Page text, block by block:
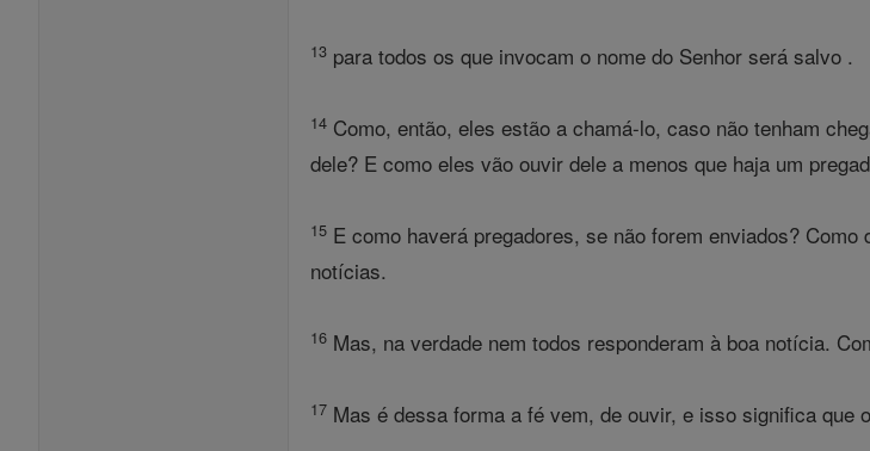
13 para todos os que invocam o nome do Senhor será salvo .
14 Como, então, eles estão a chamá-lo, caso não tenham
dele? E como eles vão ouvir dele a menos que haja um
15 E como haverá pregadores, se não forem enviados?
notícias.
16 Mas, na verdade nem todos responderam à boa notícia.
17 Mas é dessa forma a fé vem, de ouvir, e isso significa que